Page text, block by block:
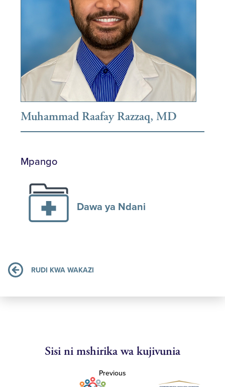
Muhammad Raafay Razzaq, MD
Mpango
Dawa ya Ndani
RUDI KWA WAKAZI
Sisi ni mshirika wa kujivunia
Previous